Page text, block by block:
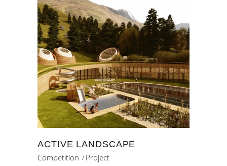
ACTIVE LANDSCAPE
Competition
Project